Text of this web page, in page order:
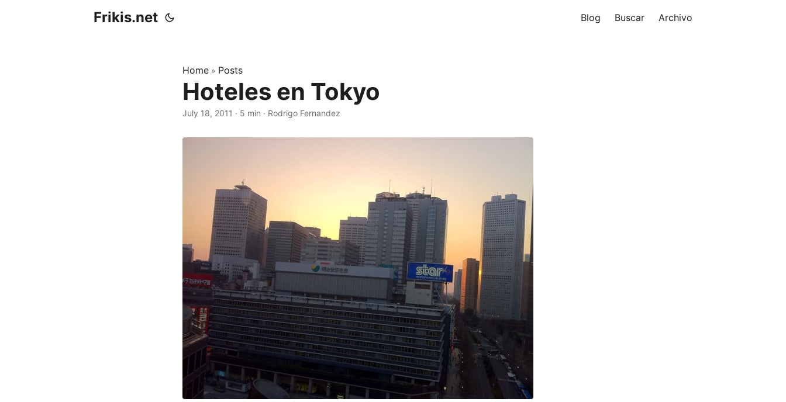
Frikis.net Blog Buscar Archivo
Home » Posts
Hoteles en Tokyo
July 18, 2011 · 5 min · Rodrigo Fernandez